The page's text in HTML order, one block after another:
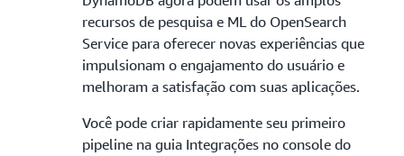
recursos de pesquisa e ML do OpenSearch
Service para oferecer novas experiências que
impulsionam o engajamento do usuário e
melhoram a satisfação com suas aplicações.
Você pode criar rapidamente seu primeiro
pipeline na guia Integrações no console do